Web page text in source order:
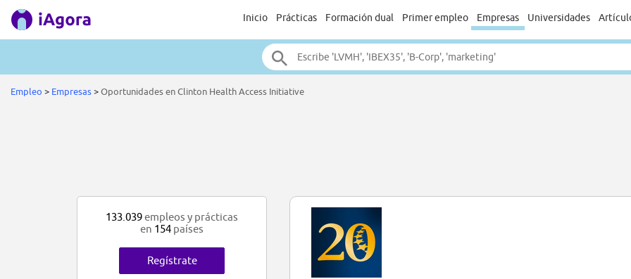
Inicio Prácticas Formación dual Primer empleo Empresas Universidades
Empleo > Empresas>Oportunidades en Clinton Health Access Initiative
133.039empleos y prácticas
en 154 países
Regístrate